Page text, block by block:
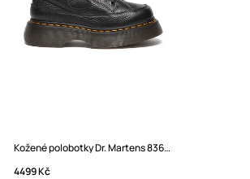
Kožené polobotky Dr. Martens 8363 Buzz
4499 Kč